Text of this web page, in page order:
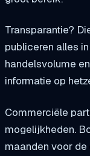
Transparantie?
publiceren alles
handelsvolume
informatie op
Commerciële
mogelijkheden.
maanden voor